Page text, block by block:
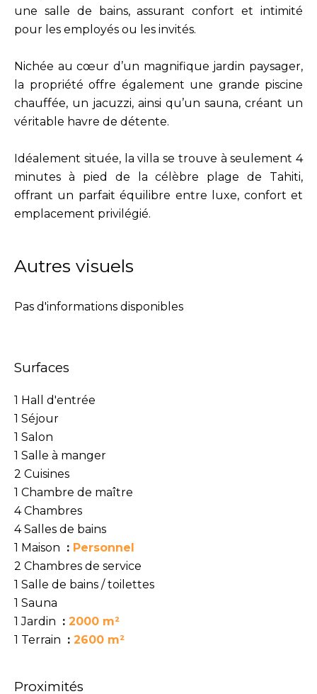
une salle de bains, assurant confort et intimité
pour les employés ou les invités.
Nichée au cœur d’un magnifique jardin paysager,
la propriété offre également une grande piscine
chauffée, un jacuzzi, ainsi qu’un sauna, créant un
véritable havre de détente.
Idéalement située, la villa se trouve à seulement 4
minutes à pied de la célèbre plage de Tahiti,
offrant un parfait équilibre entre luxe, confort et
emplacement privilégié.
Autres visuels
Pas d'informations disponibles
Surfaces
1 Hall d'entrée
1 Séjour
1 Salon
1 Salle à manger
2 Cuisines
1 Chambre de maître
4 Chambres
4 Salles de bains
1 Maison
Personnel
2 Chambres de service
1 Salle de bains / toilettes
1 Sauna
1 Jardin
2000 m²
1 Terrain
2600 m²
Proximités